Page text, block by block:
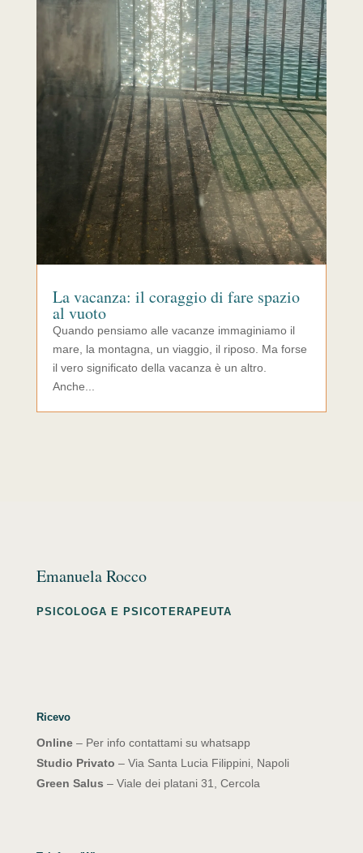
La vacanza: il coraggio di fare spazio
al vuoto
Quando pensiamo alle vacanze immaginiamo il
mare, la montagna, un viaggio, il riposo. Ma forse
il vero significato della vacanza è un altro.
Anche...
Emanuela Rocco
PSICOLOGA E PSICOTERAPEUTA
Ricevo
Online– Per info contattami su whatsapp
Studio Privato – Via Santa Lucia Filippini, Napoli
Green Salus – Viale dei platani 31, Cercola